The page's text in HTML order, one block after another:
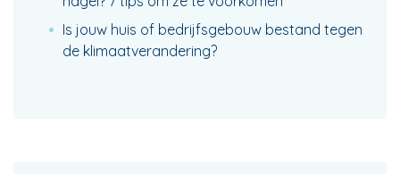
Is jouw huis of bedrijfsgebouw bestand tegen
de klimaatverandering?